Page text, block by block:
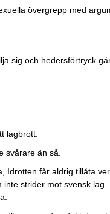
övergrepp med
sig och hedersförtryck
lagbrott.
svårare än så.
Idrotten får aldrig tillåta
strider mot svensk lag.